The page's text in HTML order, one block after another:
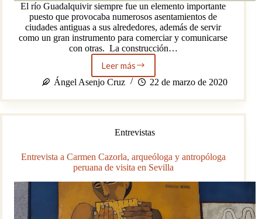
El río Guadalquivir siempre fue un elemento importante
puesto que provocaba numerosos asentamientos de
ciudades antiguas a sus alrededores, además de servir
como un gran instrumento para comerciar y comunicarse
con otras. La construcción…
Leer más
La
ciudad
Celti
como
de
en
la
romana
Ángel Asenjo Cruz 22 de marzo de 2020
Entrevistas
Entrevista a Carmen Cazorla, arqueóloga y antropóloga
peruana de visita en Sevilla